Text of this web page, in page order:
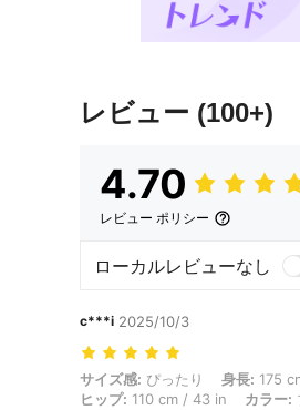
レビュー (100+)
4.70
レビュー ポリシー
ローカルレビューなし
c***i 2025/10/3
サイズ感: ぴったり, 身長: 175 cm /
サイズ感: ぴったり 身長: 175
ヒップ: 110 cm / 43 in カラー: